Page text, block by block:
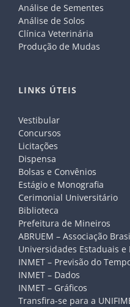
Análise de Sementes
Análise de Solos
Clínica Veterinária
Produção de Mudas
LINKS ÚTEIS
Vestibular
Concursos
Licitações
Dispensa
Bolsas e Convênios
Estágio e Monografia
Cerimonial Universitário
Biblioteca
Prefeitura de Mineiros
ABRUEM – Associação
Universidades Estaduais
INMET – Previsão do
INMET – Dados
INMET – Gráficos
Transfira-se para a